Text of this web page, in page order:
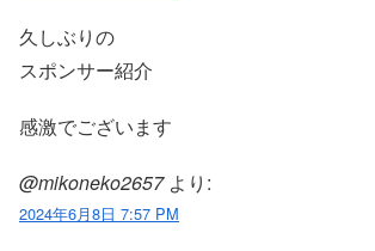
久しぶりの
スポンサー紹介
感激でございます
@mikoneko2657 より:
2024年6月8日 7:57 PM